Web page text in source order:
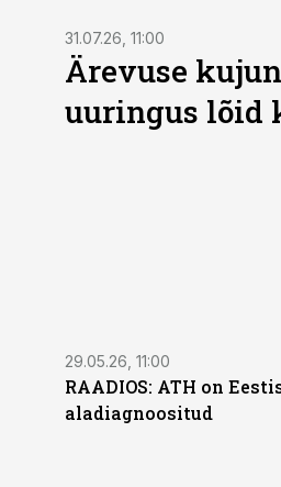
31.07.26, 11:00
Ärevuse
uuringus lõid
29.05.26, 11:00
RAADIOS: ATH on
aladiagnoositud